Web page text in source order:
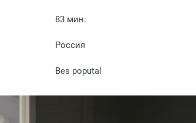
83 мин.
Россия
Bes poputal